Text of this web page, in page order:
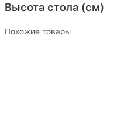
Высота стола (см)
Похожие товары